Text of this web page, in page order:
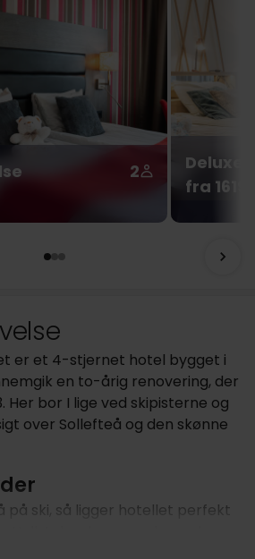
2
Deluxe
fra
er et 4-stjernet hotel bygget i
en to-årig renovering, der
Her bor I lige ved skipisterne og
over Sollefteå og den skønne
på ski, så ligger hotellet perfekt
om aftenen) og fire skilifte.